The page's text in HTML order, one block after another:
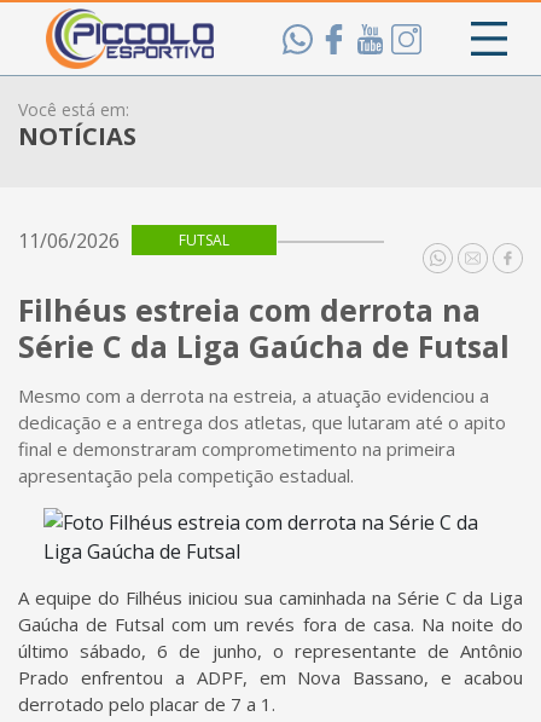
Você está em:
NOTÍCIAS
11/06/2026 FUTSAL
Filhéus estreia com derrota na
Série C da Liga Gaúcha de Futsal
Mesmo com a derrota na estreia, a atuação evidenciou a
dedicação e a entrega dos atletas, que lutaram até o apito
final e demonstraram comprometimento na primeira
apresentação pela competição estadual.
A equipe do Filhéus iniciou sua caminhada na Série C da Liga
Gaúcha de Futsal com um revés fora de casa. Na noite do
último sábado, 6 de junho, o representante de Antônio
Prado enfrentou a ADPF, em Nova Bassano, e acabou
derrotado pelo placar de 7 a 1.